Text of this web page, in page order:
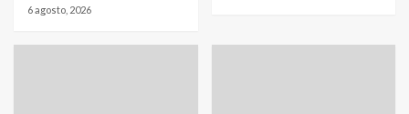
6 agosto, 2026